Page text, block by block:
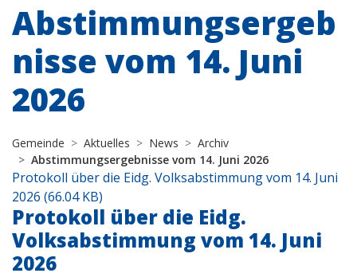
Abstimmungsergeb
nisse vom 14. Juni
2026
Gemeinde Aktuelles News
Archiv
Abstimmungsergebnisse vom 14. Juni 2026
Protokoll über die Eidg. Volksabstimmung vom 14. Juni
2026 (66.04 KB)
Protokoll über die Eidg.
Volksabstimmung vom 14. Juni
2026